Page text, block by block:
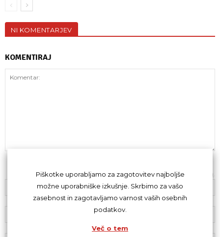
NI KOMENTARJEV
KOMENTIRAJ
Z oddajo komentarja se strinjaš skodeksom komentiranja.
Piškotke uporabljamo za zagotovitev najboljše
možne uporabniške izkušnje. Skrbimo za vašo
zasebnost in zagotavljamo varnost vaših osebnih
podatkov.
Več o tem